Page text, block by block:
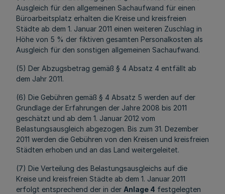
Ausgleich für den allgemeinen Sachaufwand für einen
Büroarbeitsplatz erhalten die Kreise und kreisfreien
Städte ab dem 1. Januar 2011 einen weiteren Zuschlag in
Höhe von 5 % der fiktiven gesamten Personalkosten als
Ausgleich für den sonstigen allgemeinen Sachaufwand.
(5) Der Abzugsbetrag gemäß § 4 Absatz 4 entfällt ab
dem Jahr 2011.
(6) Die Gebühren gemäß § 4 Absatz 5 werden auf der
Grundlage der Erfahrungen der Jahre 2008 bis 2011
geschätzt und ab dem 1. Januar 2012 vom
Belastungsausgleich abgezogen. Bis zum 31. Dezember
2011 werden die Gebühren von den Kreisen und kreisfreien
Städten erhoben und an das Land weitergeleitet.
(7) Die Verteilung des Belastungsausgleichs auf die
Kreise und kreisfreien Städte ab dem 1. Januar 2011
erfolgt entsprechend der in der Anlage 4 festgelegten